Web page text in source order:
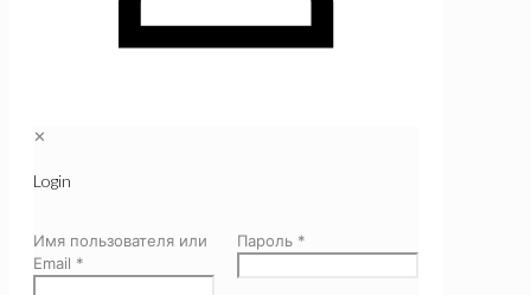
✕
Login
Имя пользователя или
Email *
Пароль *